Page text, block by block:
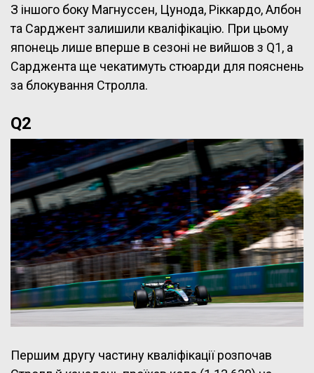
З іншого боку Магнуссен, Цунода, Ріккардо, Албон
та Сарджент залишили кваліфікацію. При цьому
японець лише вперше в сезоні не вийшов з Q1, а
Сарджента ще чекатимуть стюарди для пояснень
за блокування Стролла.
Q2
Першим другу частину кваліфікації розпочав